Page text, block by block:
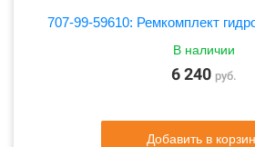
707-99-59610: Ремкомплект
В наличии
6 240 руб.
Добавить в